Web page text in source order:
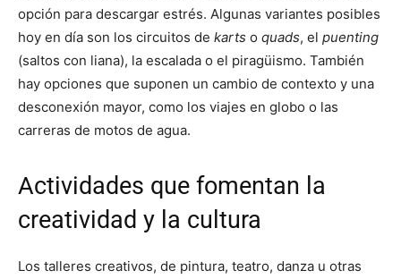
opción para descargar estrés. Algunas variantes posibles
hoy en día son los circuitos de karts o quads, el puenting
(saltos con liana), la escalada o el piragüismo. También
hay opciones que suponen un cambio de contexto y una
desconexión mayor, como los viajes en globo o las
carreras de motos de agua.
Actividades que fomentan la
creatividad y la cultura
Los talleres creativos, de pintura, teatro, danza u otras